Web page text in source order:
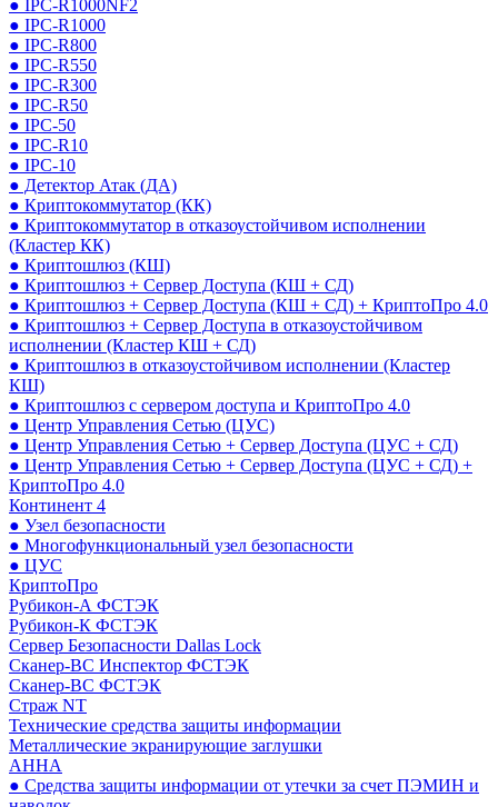
● IPC-R1000NF2
● IPC-R1000
● IPC-R800
● IPC-R550
● IPC-R300
● IPC-R50
● IPC-50
● IPC-R10
● IPC-10
● Детектор Атак (ДА)
● Криптокоммутатор (КК)
● Криптокоммутатор в отказоустойчивом исполнении
(Кластер КК)
● Криптошлюз (КШ)
● Криптошлюз + Сервер Доступа (КШ + СД)
● Криптошлюз + Сервер Доступа (КШ + СД) + КриптоПро 4.0
● Криптошлюз + Сервер Доступа в отказоустойчивом
исполнении (Кластер КШ + СД)
● Криптошлюз в отказоустойчивом исполнении (Кластер
КШ)
● Криптошлюз с сервером доступа и КриптоПро 4.0
● Центр Управления Сетью (ЦУС)
● Центр Управления Сетью + Сервер Доступа (ЦУС + СД)
● Центр Управления Сетью + Сервер Доступа (ЦУС + СД) +
КриптоПро 4.0
Континент 4
● Узел безопасности
● Многофункциональный узел безопасности
● ЦУС
КриптоПро
Рубикон-А ФСТЭК
Рубикон-К ФСТЭК
Сервер Безопасности Dallas Lock
Сканер-ВС Инспектор ФСТЭК
Сканер-ВС ФСТЭК
Страж NT
Технические средства защиты информации
Металлические экранирующие заглушки
АННА
● Средства защиты информации от утечки за счет ПЭМИН и